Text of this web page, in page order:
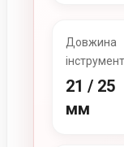
Довжина
21 / 25
мм